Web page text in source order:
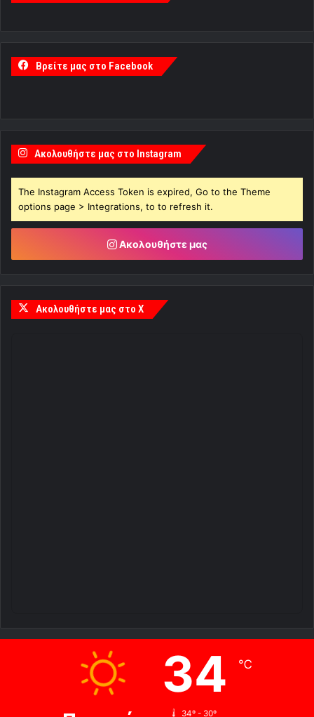
Βρείτε μας στο Facebook
Ακολουθήστε μας στο Instagram
The Instagram Access Token is expired, Go to the Theme
options page > Integrations, to to refresh it.
Ακολουθήστε μας
Ακολουθήστε μας στο X
34 ℃
34º - 30º